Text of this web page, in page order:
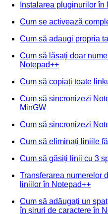
Instalarea pluginurilor
Cum se activează
Cum să adaugi propria
Cum să lăsați doar
Notepad++
Cum să copiați toate
Cum să sincronizezi
MinGW
Cum să sincronizezi
Cum să eliminați liniile
Cum să găsiți linii cu 3
Transferarea numerelor
liniilor în Notepad++
Cum să adăugați un
în șiruri de caractere în